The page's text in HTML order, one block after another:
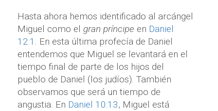
Hasta ahora hemos identificado al arcángel
Miguel como el gran príncipe en Daniel
12:1 . En esta última profecía de Daniel
entendemos que Miguel se levantará en el
tiempo final de parte de los hijos del
pueblo de Daniel (los judíos). También
observamos que será un tiempo de
angustia. En Daniel 10:13, Miguel está